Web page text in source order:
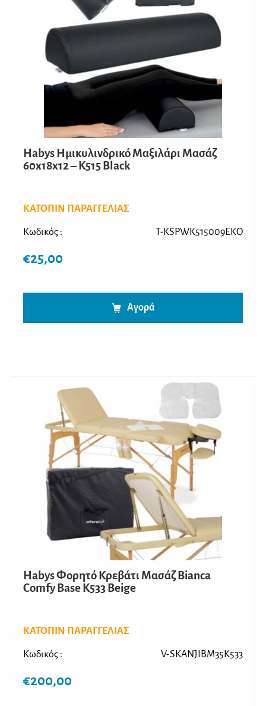
Habys Ημικυλινδρικό Μαξιλάρι Μασάζ
60x18x12 – K515 Black
ΚΑΤΟΠΙΝ ΠΑΡΑΓΓΕΛΙΑΣ
Κωδικός : T-KSPWK515009EKO
€25,00
Αγορά
Habys Φορητό Κρεβάτι Μασάζ Bianca
Comfy Base K533 Beige
ΚΑΤΟΠΙΝ ΠΑΡΑΓΓΕΛΙΑΣ
Κωδικός : V-SKANJIBM35K533
€200,00